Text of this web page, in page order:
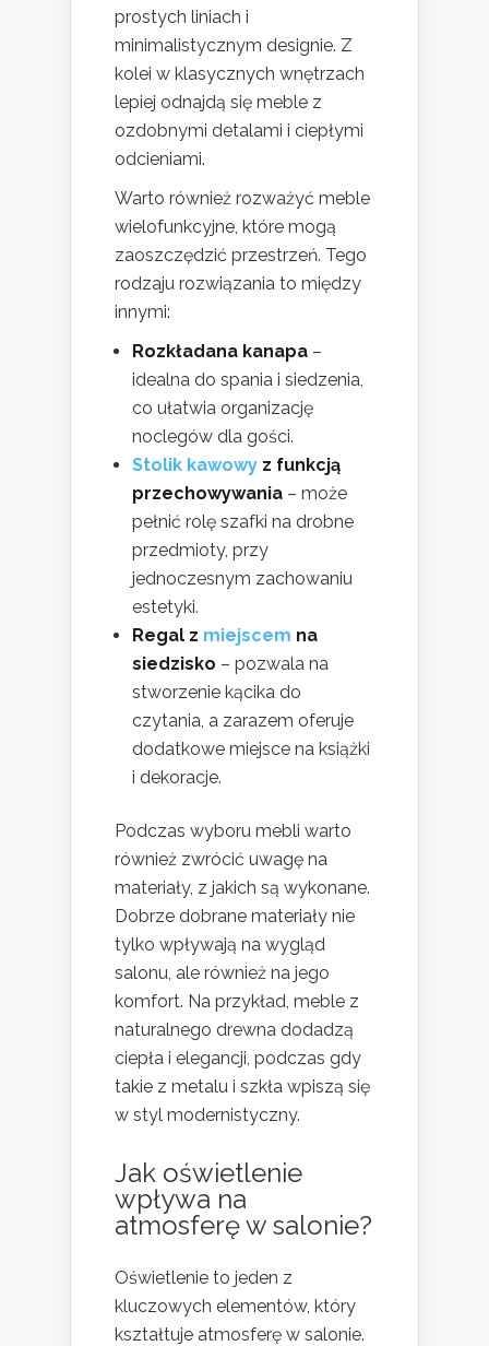
prostych liniach i
minimalistycznym designie. Z
kolei w klasycznych wnętrzach
lepiej odnajdą się meble z
ozdobnymi detalami i ciepłymi
odcieniami.
Warto również rozważyć meble
wielofunkcyjne, które mogą
zaoszczędzić przestrzeń. Tego
rodzaju rozwiązania to między
innymi:
Rozkładana kanapa –
idealna do spania i siedzenia,
co ułatwia organizację
noclegów dla gości.
Stolik kawowy z funkcją
przechowywania – może
pełnić rolę szafki na drobne
przedmioty, przy
jednoczesnym zachowaniu
estetyki.
Regal z miejscem na
siedzisko – pozwala na
stworzenie kącika do
czytania, a zarazem oferuje
dodatkowe miejsce na książki
i dekoracje.
Podczas wyboru mebli warto
również zwrócić uwagę na
materiały, z jakich są wykonane.
Dobrze dobrane materiały nie
tylko wpływają na wygląd
salonu, ale również na jego
komfort. Na przykład, meble z
naturalnego drewna dodadzą
ciepła i elegancji, podczas gdy
takie z metalu i szkła wpiszą się
w styl modernistyczny.
Jak oświetlenie
wpływa na
atmosferę w salonie?
Oświetlenie to jeden z
kluczowych elementów, który
kształtuje atmosferę w salonie.